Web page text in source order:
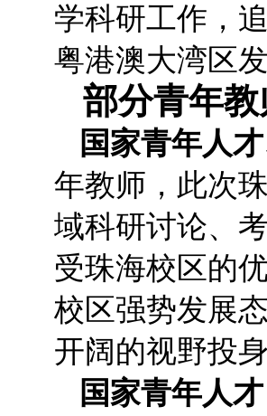
学科研工作，
粤港澳大湾区
部分青年教
国家青年人
年教师，此次
域科研讨论、
受珠海校区的
校区强势发展
开阔的视野投
国家青年人